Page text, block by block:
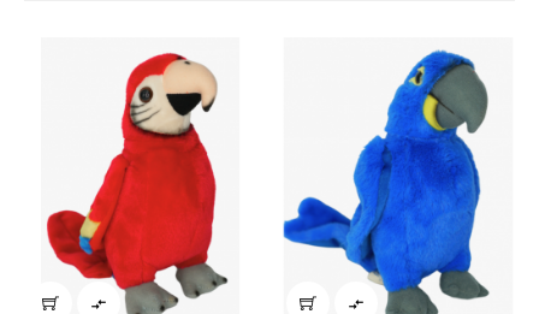
 